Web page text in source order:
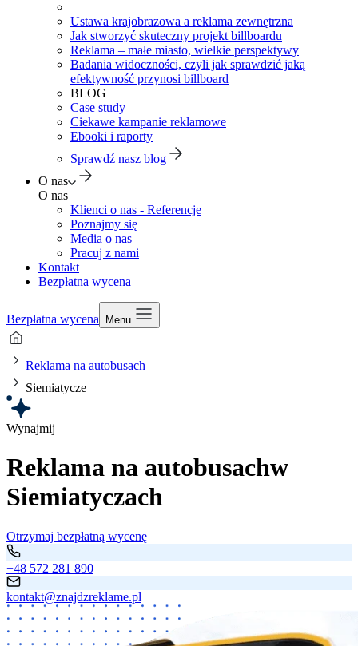
Ustawa krajobrazowa a reklama zewnętrzna
Jak stworzyć skuteczny projekt billboardu
Reklama – małe miasto, wielkie perspektywy
Badania widoczności, czyli jak sprawdzić jaką
efektywność przynosi billboard
BLOG
Case study
Ciekawe kampanie reklamowe
Ebooki i raporty
Sprawdź nasz blog
O nas
O nas
Klienci o nas - Referencje
Poznajmy się
Media o nas
Pracuj z nami
Kontakt
Bezpłatna wycena
Bezpłatna wycena Menu
Reklama na autobusach
Siemiatycze
Wynajmij
Reklama na autobusachw
Siemiatyczach
Otrzymaj bezpłatną wycenę
+48 572 281 890
kontakt@znajdzreklame.pl